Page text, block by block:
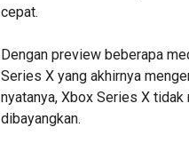
cepat.
Dengan preview beberapa
Series X yang akhirnya
nyatanya, Xbox Series X
dibayangkan.